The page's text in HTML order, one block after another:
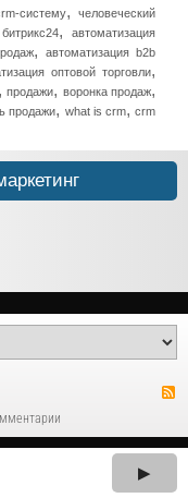
систему,
человеческий
,автоматизация
,
автоматизация b2b
оптовой торговли,
продажи, воронка продаж,
продажи, what is crm,crm
▶